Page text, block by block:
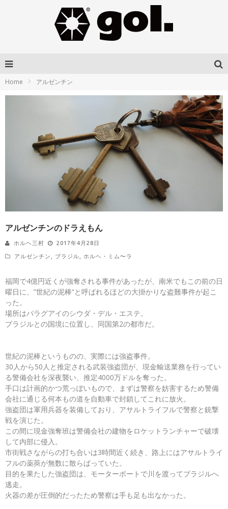
Home アルゼンチン
アルゼンチンのドラえもん
ホルヘ三村 2017年4月28日
アルゼンチン ブラジル ホルヘ・ミム〜ラ
福岡で4億円近くが強奪される事件があったが、南米でもこの前の日
曜日に、”世紀の泥棒“と呼ばれるほどの大掛かりな盗難事件が起こ
った。
場所はパラグアイのシウダ・デル・エステ。
ブラジルとの国境に位置し、同国第2の都市だ。
世紀の泥棒というものの、実際には強盗事件。
30人から50人と推定される武装強盗団が、現金輸送業務を行ってい
る警備会社を深夜襲い、推定4000万ドルを奪った。
手口は計画的かつ荒っぽいもので、まずは警察を妨害するため警備
会社に通じる何本もの道を自動車で封鎖してこれに放火。
強盗団は軍用兵器を装備しており、アサルトライフルで警察と銃撃
戦を演じた。
この間に現金強奪班は警備会社の建物をロケットランチャーで破壊
して内部に侵入。
市街戦さながらの打ち合いは3時間近く続き、路上にはアサルトライ
フルの薬莢が無数に散らばっていた。
目的を果たした強盗団は、モーターボートで川を渡ってブラジルへ
逃走。
火器の差が圧倒的だったため警察は手も足も出なかった。